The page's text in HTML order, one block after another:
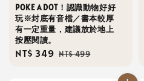
POKE A DOT！認識動物好好
玩※封底有音檔／書本較厚
有一定重量，建議放於地上
按壓閱讀。
Sale
NT$ 349 Regular
NT$ 499